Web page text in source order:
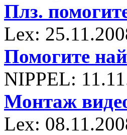
Плз.
Lex:
Помогите
NIPPEL:
Монтаж
Lex: